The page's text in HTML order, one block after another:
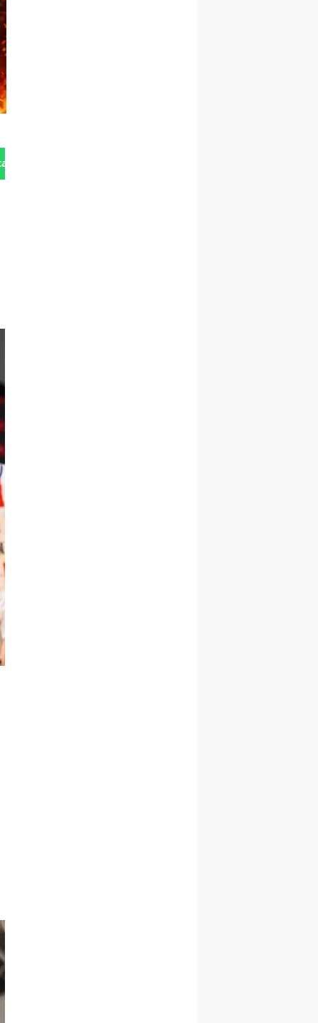
Gönder